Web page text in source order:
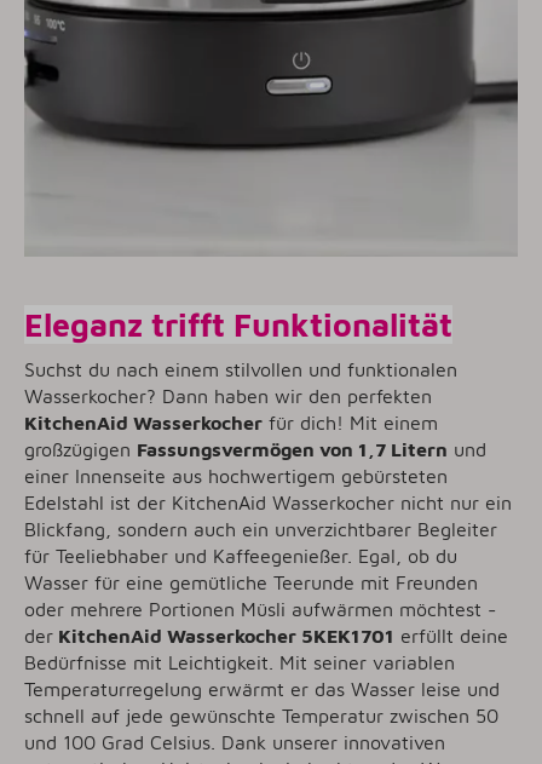
Eleganz trifft Funktionalität
Suchst du nach einem stilvollen und funktionalen
Wasserkocher? Dann haben wir den perfekten
KitchenAid Wasserkocher für dich! Mit einem
großzügigen Fassungsvermögen von 1,7 Litern und
einer Innenseite aus hochwertigem gebürsteten
Edelstahl ist der KitchenAid Wasserkocher nicht nur ein
Blickfang, sondern auch ein unverzichtbarer Begleiter
für Teeliebhaber und Kaffeegenießer. Egal, ob du
Wasser für eine gemütliche Teerunde mit Freunden
oder mehrere Portionen Müsli aufwärmen möchtest -
der KitchenAid Wasserkocher 5KEK1701 erfüllt deine
Bedürfnisse mit Leichtigkeit. Mit seiner variablen
Temperaturregelung erwärmt er das Wasser leise und
schnell auf jede gewünschte Temperatur zwischen 50
und 100 Grad Celsius. Dank unserer innovativen